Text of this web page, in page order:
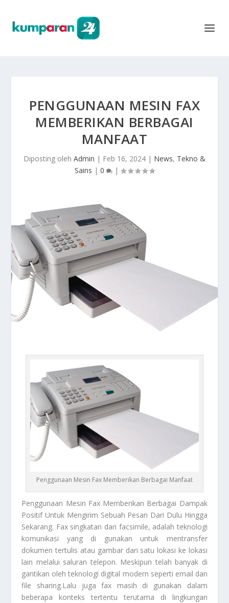
PENGGUNAAN MESIN FAX
MEMBERIKAN BERBAGAI
MANFAAT
Diposting oleh Admin | Feb 16, 2024 | News, Tekno &
Sains | 0 |
Penggunaan Mesin Fax Memberikan Berbagai Manfaat
Penggunaan Mesin FaxMemberikan Berbagai Dampak
Positif Untuk Mengirim Sebuah Pesan Dari Dulu Hingga
Sekarang. Fax singkatan dari facsimile, adalah teknologi
komunikasi yang di gunakan untuk mentransfer
dokumen tertulis atau gambar dari satu lokasi ke lokasi
lain melalui saluran telepon. Meskipun telah banyak di
gantikan oleh teknologi digital modern seperti email dan
file sharing.Lalu juga fax masih di gunakan dalam
beberapa konteks tertentu terutama di lingkungan